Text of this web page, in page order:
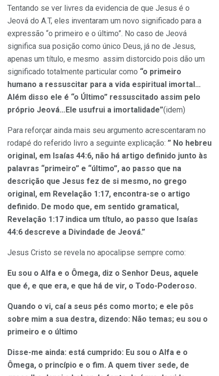
Tentando se ver livres da evidencia de que Jesus é o
Jeová do A.T, eles inventaram um novo significado para a
expressão “o primeiro e o último”. No caso de Jeová
significa sua posição como único Deus, já no de Jesus,
apenas um título, e mesmo assim distorcido pois dão um
significado totalmente particular como “o primeiro
humano a ressuscitar para a vida espiritual imortal…
Além disso ele é “o Último” ressuscitado assim pelo
próprio Jeová…Ele usufrui a imortalidade”(idem)
Para reforçar ainda mais seu argumento acrescentaram no
rodapé do referido livro a seguinte explicação: ” No hebreu
original, em Isaías 44:6, não há artigo definido junto às
palavras “primeiro” e “último”, ao passo que na
descrição que Jesus fez de si mesmo, no grego
original, em Revelação 1:17, encontra-se o artigo
definido. De modo que, em sentido gramatical,
Revelação 1:17 indica um título, ao passo que Isaías
44:6 descreve a Divindade de Jeová.”
Jesus Cristo se revela no apocalipse sempre como:
Eu sou o Alfa e o Ômega, diz o Senhor Deus, aquele
que é, e que era, e que há de vir, o Todo-Poderoso.
Quando o vi, caí a seus pés como morto; e ele pôs
sobre mim a sua destra, dizendo: Não temas; eu sou o
primeiro e o último
Disse-me ainda: está cumprido: Eu sou o Alfa e o
Ômega, o princípio e o fim. A quem tiver sede, de